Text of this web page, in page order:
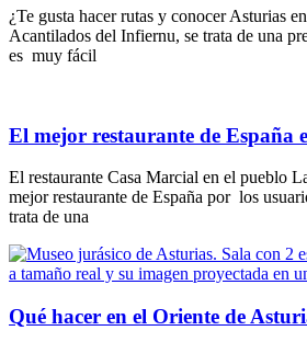
¿Te gusta hacer rutas y conocer Asturias
Acantilados del Infiernu, se trata de una
es muy fácil
El mejor restaurante de España
El restaurante Casa Marcial en el pueblo
mejor restaurante de España por los
trata de una
Qué hacer en el Oriente de